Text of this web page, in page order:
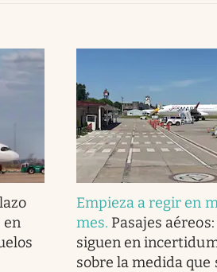
en
Empieza a regir en
mes. Pasajes
siguen en
sobre la medida que